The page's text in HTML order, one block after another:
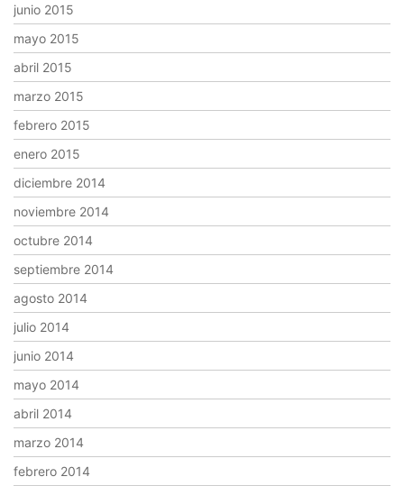
junio 2015
mayo 2015
abril 2015
marzo 2015
febrero 2015
enero 2015
diciembre 2014
noviembre 2014
octubre 2014
septiembre 2014
agosto 2014
julio 2014
junio 2014
mayo 2014
abril 2014
marzo 2014
febrero 2014